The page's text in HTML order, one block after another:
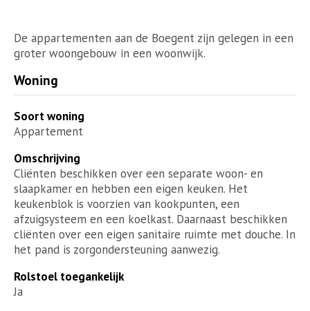
De appartementen aan de Boegent zijn gelegen in een
groter woongebouw in een woonwijk.
Woning
Soort woning
Appartement
Omschrijving
Cliënten beschikken over een separate woon- en
slaapkamer en hebben een eigen keuken. Het
keukenblok is voorzien van kookpunten, een
afzuigsysteem en een koelkast. Daarnaast beschikken
cliënten over een eigen sanitaire ruimte met douche. In
het pand is zorgondersteuning aanwezig.
Rolstoel toegankelijk
Ja